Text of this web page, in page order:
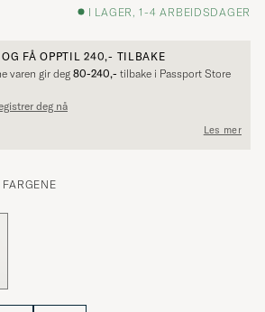
I LAGER, 1-4 ARBEIDSDAGER
FÅ OPPTIL240,- TILBAKE
varen gir deg80-240,- tilbake i Passport Store
deg nå
Les mer